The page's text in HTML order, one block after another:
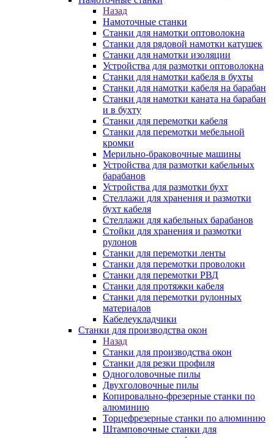
Назад
Намоточные станки
Станки для намотки оптоволокна
Станки для рядовой намотки катушек
Станки для намотки изоляции
Устройства для размотки оптоволокна
Станки для намотки кабеля в бухты
Станки для намотки кабеля на барабан
Станки для намотки каната на барабан
и в бухту
Станки для перемотки кабеля
Станки для перемотки мебельной
кромки
Мерильно-браковочные машины
Устройства для размотки кабельных
барабанов
Устройства для размотки бухт
Стеллажи для хранения и размотки
бухт кабеля
Стеллажи для кабельных барабанов
Стойки для хранения и размотки
рулонов
Станки для перемотки ленты
Станки для перемотки проволоки
Станки для перемотки РВД
Станки для протяжки кабеля
Станки для перемотки рулонных
материалов
Кабелеукладчики
Станки для производства окон
Назад
Станки для производства окон
Станки для резки профиля
Одноголовочные пилы
Двухголовочные пилы
Копировально-фрезерные станки по
алюминию
Торцефрезерные станки по алюминию
Штамповочные станки для